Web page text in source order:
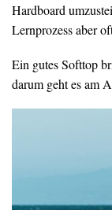
Hardboard
Lernprozess aber
Ein gutes Softtop
darum geht es am